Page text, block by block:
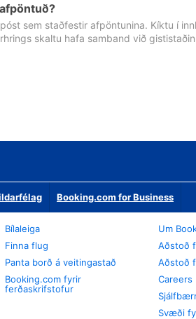
sem staðfestir afpöntunina. Kíktu í
skaltu hafa samband við
Booking.com for Business
Bílaleiga
Finna flug
Panta borð á veitingastað
Booking.com fyrir
ferðaskrifstofur
Um
Aðstoð
Aðstoð
Careers
Svæði